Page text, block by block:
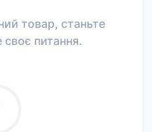
товар, станьте
своє питання.